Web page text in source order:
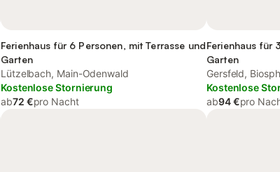
Ferienhaus für 6 Personen, mit Terrasse und
Garten
Lützelbach, Main-Odenwald
Kostenlose Stornierung
ab72 €pro Nacht
Ferienhaus für
Garten
Gersfeld,
Kostenlose
ab94 €pro